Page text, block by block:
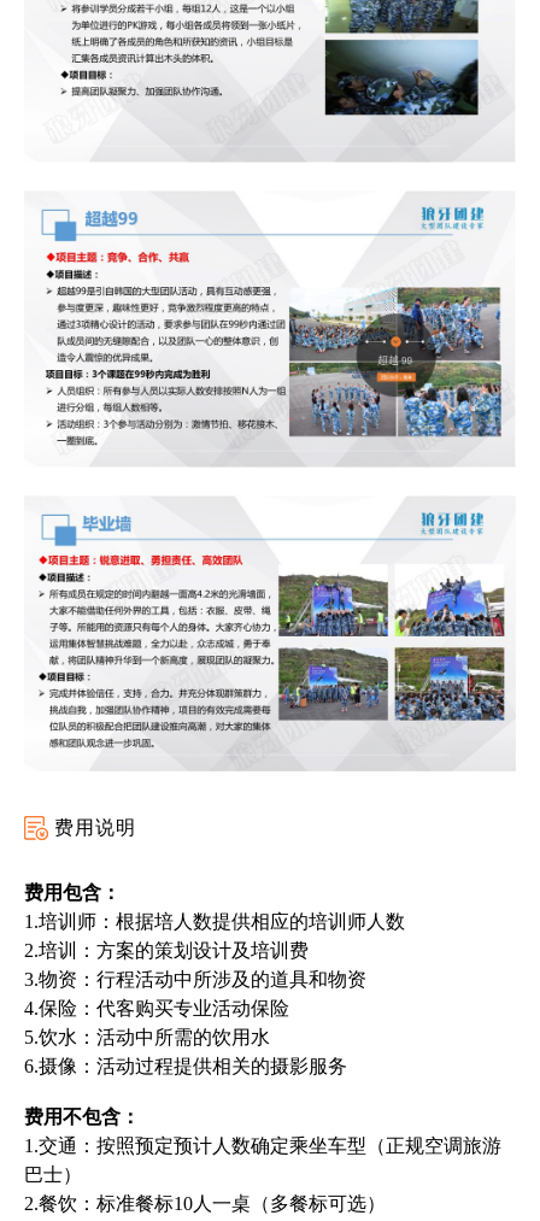
费用说明
费用包含：
1.培训师：根据培人数提供相应的培训师人数
2.培训：方案的策划设计及培训费
3.物资：行程活动中所涉及的道具和物资
4.保险：代客购买专业活动保险
5.饮水：活动中所需的饮用水
6.摄像：活动过程提供相关的摄影服务
费用不包含：
1.交通：按照预定预计人数确定乘坐车型（正规空调旅游
巴士）
2.餐饮：标准餐标10人一桌（多餐标可选）